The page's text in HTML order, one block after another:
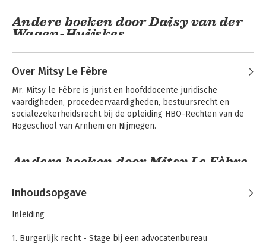
Andere boeken door Daisy van der
Wagen-Huijskes
Bekijk alle boeken
Over Mitsy Le Fèbre
Mr. Mitsy le Fèbre is jurist en hoofddocente juridische
vaardigheden, procedeervaardigheden, bestuursrecht en
socialezekerheidsrecht bij de opleiding HBO-Rechten van de
Hogeschool van Arnhem en Nijmegen.
Andere boeken door Mitsy Le Fèbre
Inhoudsopgave
Inleiding
1. Burgerlijk recht - Stage bij een advocatenbureau